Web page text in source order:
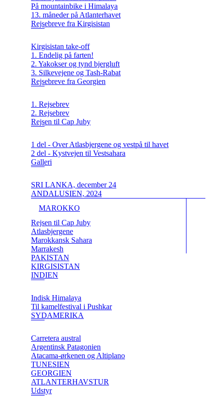
På mountainbike i Himalaya
13. måneder på Atlanterhavet
Rejsebreve fra Kirgisistan
Kirgisistan take-off
1. Endelig på farten!
2. Yakokser og tynd bjergluft
3. Silkevejene og Tash-Rabat
Rejsebreve fra Georgien
1. Rejsebrev
2. Rejsebrev
Rejsen til Cap Juby
1 del - Over Atlasbjergene og vestpå til havet
2 del - Kystvejen til Vestsahara
Galleri
SRI LANKA, december 24
ANDALUSIEN, 2024
MAROKKO
Rejsen til Cap Juby
Atlasbjergene
Marokkansk Sahara
Marrakesh
PAKISTAN
KIRGISISTAN
INDIEN
Indisk Himalaya
Til kamelfestival i Pushkar
SYDAMERIKA
Carretera austral
Argentinsk Patagonien
Atacama-ørkenen og Altiplano
TUNESIEN
GEORGIEN
ATLANTERHAVSTUR
Udstyr